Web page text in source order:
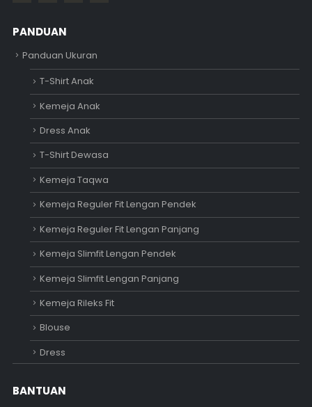
PANDUAN
Panduan Ukuran
T-Shirt Anak
Kemeja Anak
Dress Anak
T-Shirt Dewasa
Kemeja Taqwa
Kemeja Reguler Fit Lengan Pendek
Kemeja Reguler Fit Lengan Panjang
Kemeja Slimfit Lengan Pendek
Kemeja Slimfit Lengan Panjang
Kemeja Rileks Fit
Blouse
Dress
BANTUAN